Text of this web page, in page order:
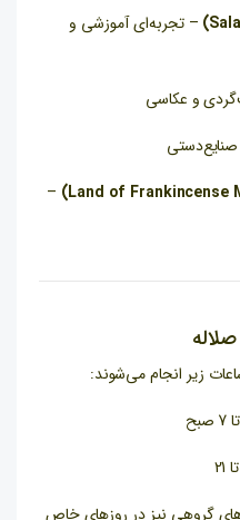
– تجربه‌ای آموزشی و
و عکاسی
–
زیر انجام می‌شوند:
گروهی نیز در روزهای خاص